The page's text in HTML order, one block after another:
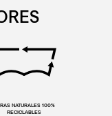
NATURALES 100%
RECICLABLES